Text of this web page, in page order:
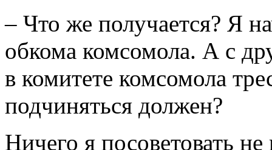
– Что же получается? Я
обкома комсомола. А с
в комитете комсомола
подчиняться должен?
Ничего я посоветовать